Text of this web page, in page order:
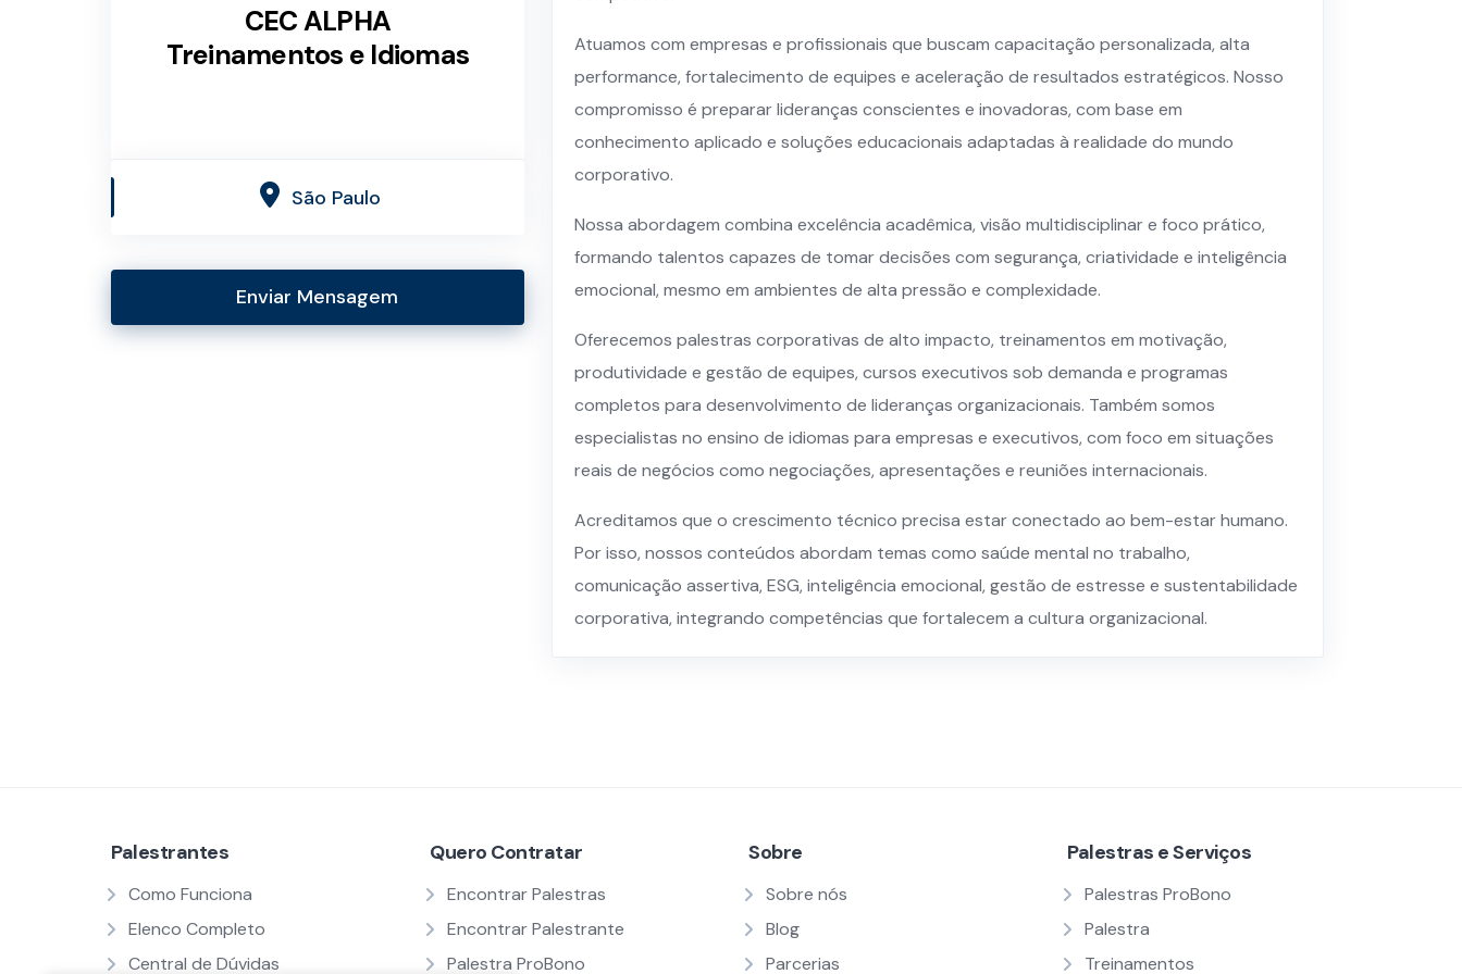
CEC ALPHA
Treinamentos e Idiomas
São Paulo
Enviar Mensagem
Atuamos com empresas e profissionais que buscam capacitação personalizada, alta
performance, fortalecimento de equipes e aceleração de resultados estratégicos. Nosso
compromisso é preparar lideranças conscientes e inovadoras, com base em
conhecimento aplicado e soluções educacionais adaptadas à realidade do mundo
corporativo.
Nossa abordagem combina excelência acadêmica, visão multidisciplinar e foco prático,
formando talentos capazes de tomar decisões com segurança, criatividade e inteligência
emocional, mesmo em ambientes de alta pressão e complexidade.
Oferecemos palestras corporativas de alto impacto, treinamentos em motivação,
produtividade e gestão de equipes, cursos executivos sob demanda e programas
completos para desenvolvimento de lideranças organizacionais. Também somos
especialistas no ensino de idiomas para empresas e executivos, com foco em situações
reais de negócios como negociações, apresentações e reuniões internacionais.
Acreditamos que o crescimento técnico precisa estar conectado ao bem-estar humano.
Por isso, nossos conteúdos abordam temas como saúde mental no trabalho,
comunicação assertiva, ESG, inteligência emocional, gestão de estresse e sustentabilidade
corporativa, integrando competências que fortalecem a cultura organizacional.
Palestrantes
Como Funciona
Elenco Completo
Central de Dúvidas
Quero Contratar
Encontrar Palestras
Encontrar Palestrante
Palestra ProBono
Sobre
Sobre nós
Blog
Parcerias
Palestras e Serviços
Palestras ProBono
Palestra
Treinamentos